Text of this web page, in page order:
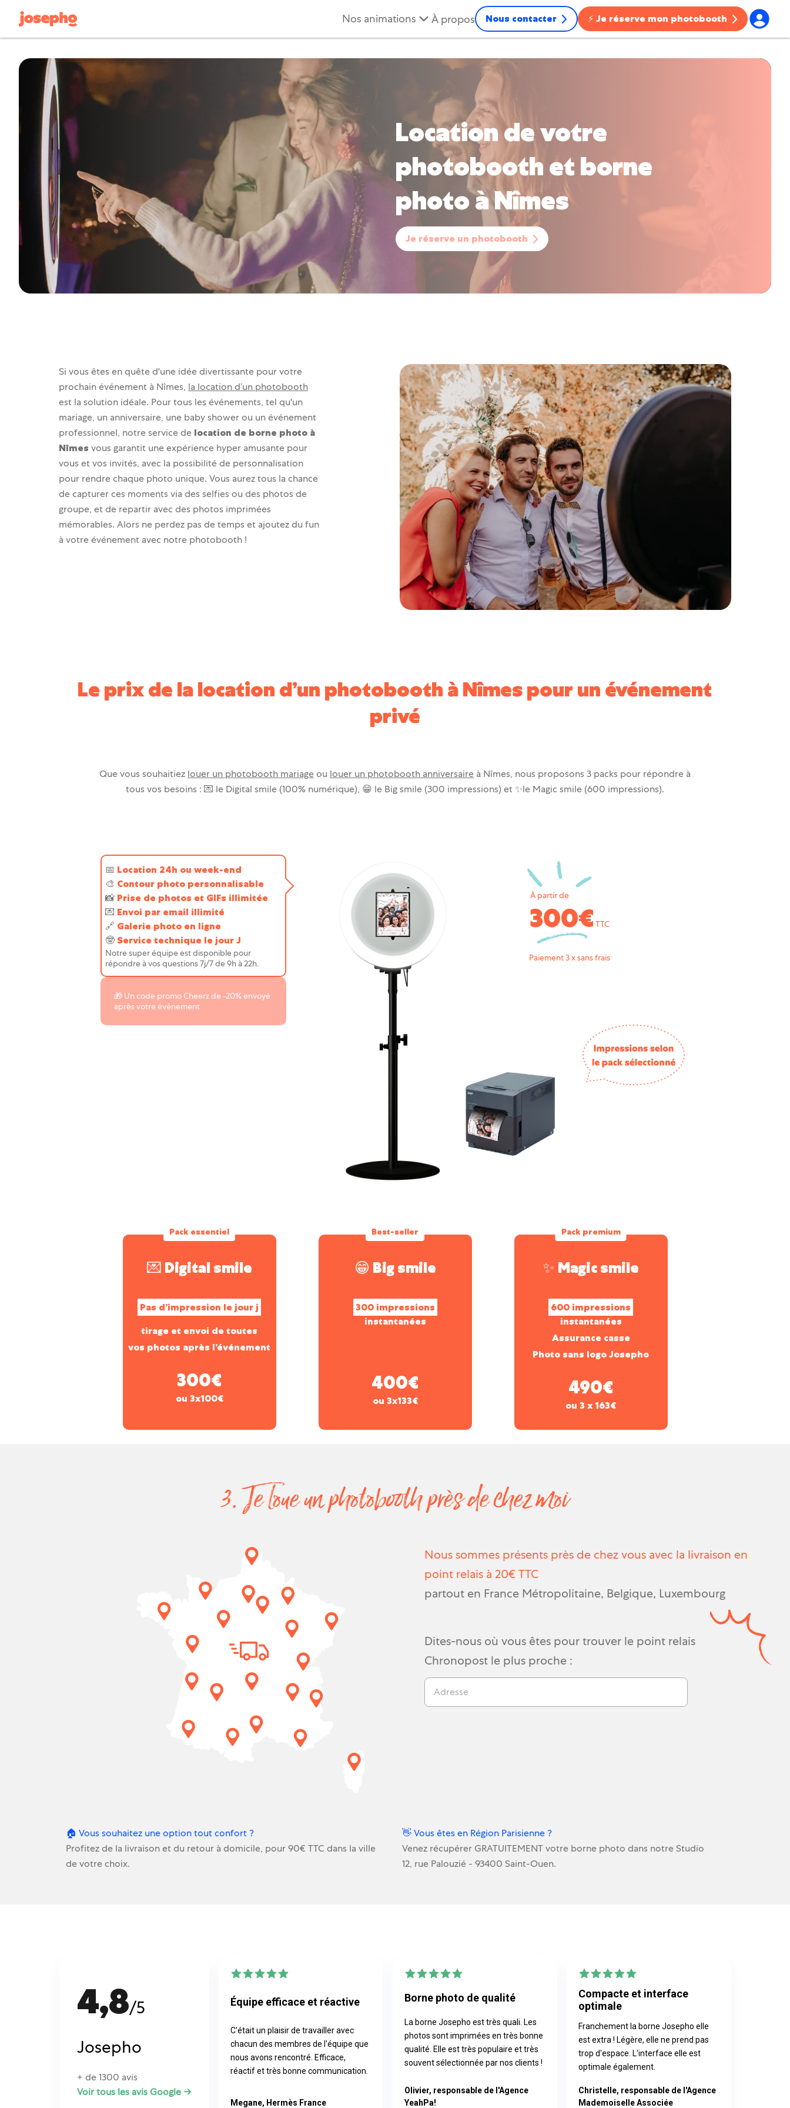
Nos animations
Location photobooth particuliers
Mariage, anniversaire, EVJF, ...
Une question ? C’est par ici !
💼Location photobooth entreprises
💶 Achat photobooth
📸 Josepho Live
Photographe connecté
Photoflyer
Polaroïds personnalisés
À propos Nous contacter ⚡ Je réserve mon photobooth
Location de votre
photobooth et borne
photo à Nîmes
Je réserve un photobooth
Si vous êtes en quête d'une idée divertissante pour votre
prochain événement à Nîmes, la location d’un photobooth
est la solution idéale. Pour tous les événements, tel qu'un
mariage, un anniversaire, une baby shower ou un événement
professionnel, notre service de location de borne photo à
Nîmes vous garantit une expérience hyper amusante pour
vous et vos invités, avec la possibilité de personnalisation
pour rendre chaque photo unique. Vous aurez tous la chance
de capturer ces moments via des selfies ou des photos de
groupe, et de repartir avec des photos imprimées
mémorables. Alors ne perdez pas de temps et ajoutez du fun
à votre événement avec notre photobooth !
Le prix de la location d’un photobooth à Nîmes pour un événement
privé
Que vous souhaitiez louer un photobooth mariageou louer un photobooth anniversaireà Nîmes, nous proposons 3 packs pour répondre à
tous vos besoins : 💌 le Digital smile (100% numérique), 😁 le Big smile (300 impressions) et ✨le Magic smile (600 impressions).
À partir de
300€ TTC
Paiement 3 x sans frais
📅 Location 24h ou week-end
🎨 Contour photo personnalisable
📸 Prise de photos et GIFs illimitée
💌️ Envoi par email illimité
🔗 Galerie photo en ligne
🤓 Service technique le jour J
Notre super équipe est disponible pour
répondre à vos questions 7j/7 de 9h à 22h.
🎁 Un code promo Cheerz de -20% envoyé
après votre événement
Pack essentiel
💌 Digital smile
Pas d’impression le jour j
tirage et envoi de toutes
vos photos après l’événement
300€
ou 3x100€
Best-seller
😁 Big smile
300 impressions
instantanées
400€
ou 3x133€
Pack premium
✨ Magic smile
600 impressions
instantanées
Assurance casse
Photo sans logo Josepho
490€
ou 3 x 163€
3. Je loue un photobooth près de chez moi
Nous sommes présents près de chez vous avec la livraison en
point relais à 20€ TTC
partout en France Métropolitaine, Belgique, Luxembourg
Dites-nous où vous êtes pour trouver le point relais
Chronopost le plus proche :
Adresse
🏠 Vous souhaitez une option tout confort ?
Profitez de la livraison et du retour à domicile, pour 90€ TTC dans la ville
de votre choix.
👋 Vous êtes en Région Parisienne ?
Venez récupérer GRATUITEMENT votre borne photo dans notre Studio
12, rue Palouzié - 93400 Saint-Ouen.
4,8/5
Josepho
+ de 1300 avis
Voir tous les avis Google →
Équipe efficace et réactive
C'était un plaisir de travailler avec
chacun des membres de l'équipe que
nous avons rencontré. Efficace,
réactif et très bonne communication.
Megane, Hermès France
Borne photo de qualité
La borne Josepho est très quali. Les
photos sont imprimées en très bonne
qualité. Elle est très populaire et très
souvent sélectionnée par nos clients !
Olivier, responsable de l'Agence
YeahPa!
Compacte et interface
optimale
Franchement la borne Josepho elle
est extra ! Légère, elle ne prend pas
trop d'espace. L'interface elle est
optimale également.
Christelle, responsable de l'Agence
Mademoiselle Associée